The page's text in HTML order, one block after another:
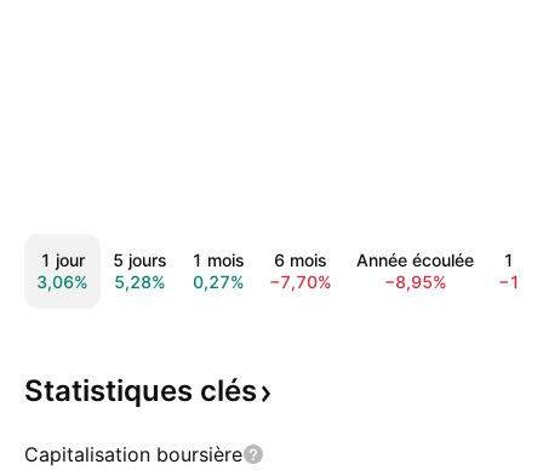
1 jour
3,06%
5 jours
5,28%
1 mois
0,27%
6 mois
−7,70%
Année écoulée
−8,95%
1
Statistiques clés
Capitalisation boursière